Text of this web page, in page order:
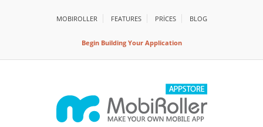
MOBIROLLER FEATURES PRİCES BLOG
Begin Building Your Application